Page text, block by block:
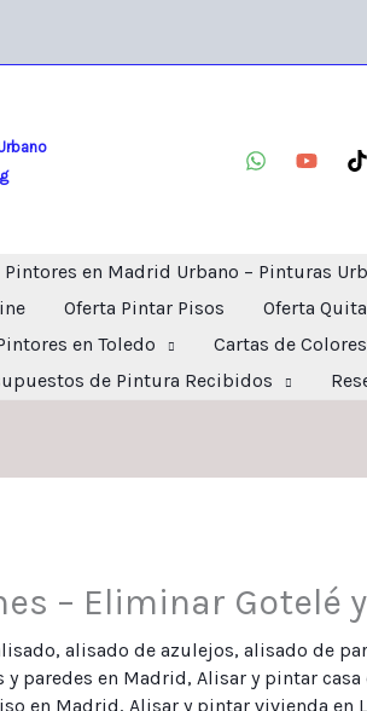
Pintores en Madrid Urbano – Pinturas
Oferta Pintar Pisos Oferta
en Toledo Cartas de Colores
de Pintura Recibidos
– Eliminar Gotelé
, alisado de azulejos, alisado de
y paredes en Madrid, Alisar y pintar casa
en Madrid, Alisar y pintar vivienda en